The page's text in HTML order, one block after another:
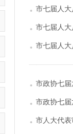
市七届人
市七届人
市七届人
市政协七
市政协七
市人大代